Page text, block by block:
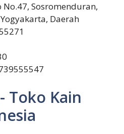
No.47, Sosromenduran,
Daerah
Toko Kain